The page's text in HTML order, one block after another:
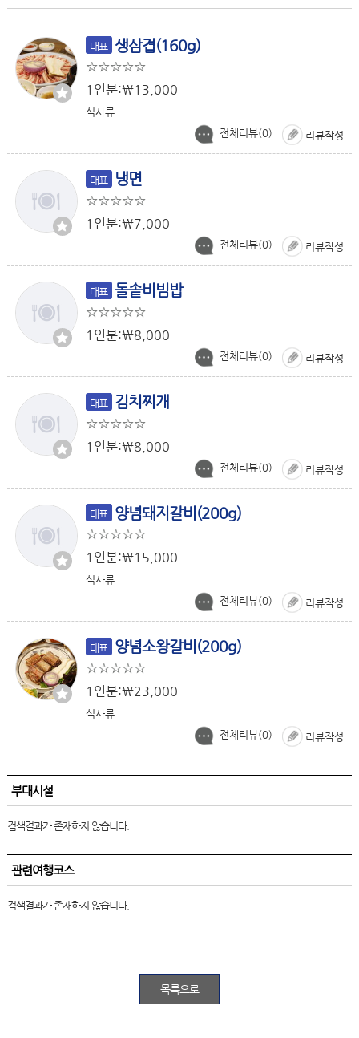
대표 생삼겹(160g)
1인분:￦13,000
식사류
리뷰작성
전체리뷰(0)
대표 냉면
1인분:￦7,000
리뷰작성
전체리뷰(0)
대표 돌솥비빔밥
1인분:￦8,000
리뷰작성
전체리뷰(0)
대표 김치찌개
1인분:￦8,000
리뷰작성
전체리뷰(0)
대표 양념돼지갈비(200g)
1인분:￦15,000
식사류
리뷰작성
전체리뷰(0)
대표 양념소왕갈비(200g)
1인분:￦23,000
식사류
리뷰작성
전체리뷰(0)
부대시설
검색결과가 존재하지 않습니다.
관련여행코스
검색결과가 존재하지 않습니다.
목록으로